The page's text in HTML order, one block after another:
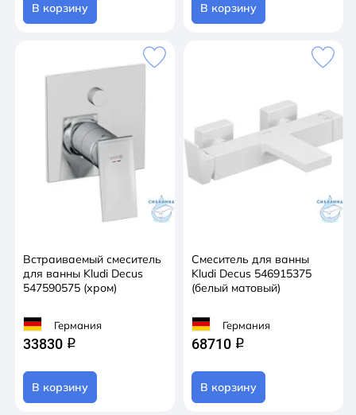
В корзину В корзину
Встраиваемый смеситель
для ванны Kludi Decus
547590575 (хром)
Германия
33830 q
В корзину
Смеситель для ванны
Kludi Decus 546915375
(белый матовый)
Германия
68710 q
В корзину